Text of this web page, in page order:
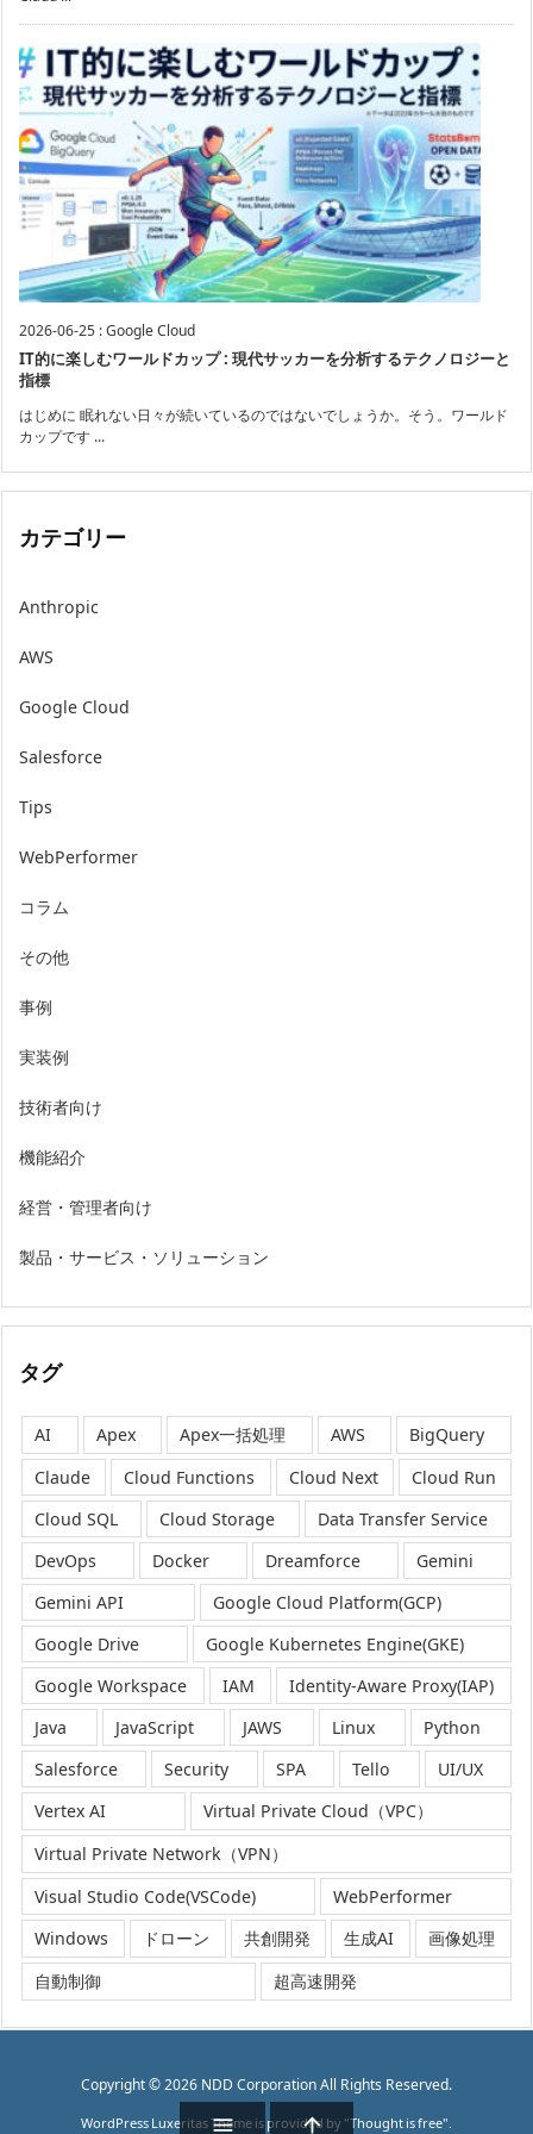
2026-06-25 :Google Cloud
IT的に楽しむワールドカップ : 現代サッカーを分析するテクノロジーと
指標
はじめに 眠れない日々が続いているのではないでしょうか。そう。ワールド
カップです ...
カテゴリー
Anthropic
AWS
Google Cloud
Salesforce
Tips
WebPerformer
コラム
その他
事例
実装例
技術者向け
機能紹介
経営・管理者向け
製品・サービス・ソリューション
タグ
AI Apex Apex一括処理 AWS
BigQuery
Claude
Cloud Functions Cloud Next
Cloud Run
Cloud SQL
Cloud Storage
Data Transfer Service
DevOps
Docker Dreamforce
Gemini
Gemini API
Google Cloud Platform(GCP)
Google Drive
Google Kubernetes Engine(GKE)
Google Workspace
IAM
Identity-Aware Proxy(IAP)
Java
JavaScript JAWS Linux
Python
Salesforce
Security SPA Tello
UI/UX
Vertex AI
Virtual Private Cloud（VPC）
Virtual Private Network（VPN）
Visual Studio Code(VSCode)
WebPerformer
Windows
ドローン 共創開発 生成AI
画像処理
自動制御
超高速開発
Copyright ©2026 NDD CorporationAll Rights Reserved.
WordPress Luxeritas Theme is provided by "Thought is free".
 